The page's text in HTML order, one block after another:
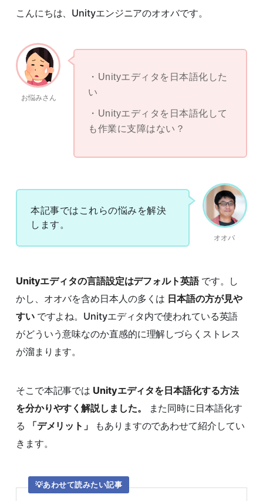
こんにちは、Unityエンジニアのオオバです。
お悩みさん
Unityエディタを日本語化した
い
Unityエディタを日本語化して
も作業に支障はない？
オオバ
本記事ではこれらの悩みを解決
します。
Unityエディタの言語設定はデフォルト英語です。し
かし、オオバを含め日本人の多くは 日本語の方が見や
すいですよね。Unityエディタ内で使われている英語
がどういう意味なのか直感的に理解しづらくストレス
が溜まります。
そこで本記事では Unityエディタを日本語化する方法
を分かりやすく解説しました。
また同時に日本語化す
る
「デメリット」
もありますのであわせて紹介してい
きます。
あわせて読みたい記事